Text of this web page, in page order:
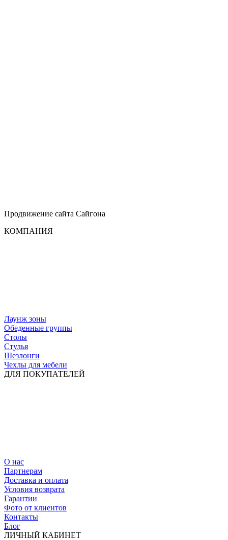
Продвижение сайта Сайгона
КОМПАНИЯ
Лаунж зоны
Обеденные группы
Столы
Стулья
Шезлонги
Чехлы для мебели
ДЛЯ ПОКУПАТЕЛЕЙ
О нас
Партнерам
Доставка и оплата
Условия возврата
Гарантии
Фото от клиентов
Контакты
Блог
ЛИЧНЫЙ КАБИНЕТ